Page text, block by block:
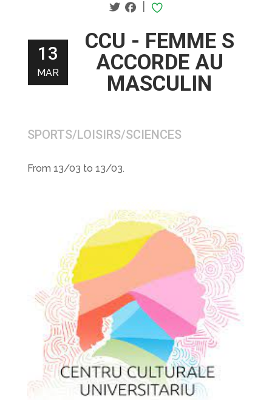
|
13
MAR
CCU - FEMME S
ACCORDE AU
MASCULIN
SPORTS/LOISIRS/SCIENCES
From 13/03 to 13/03.